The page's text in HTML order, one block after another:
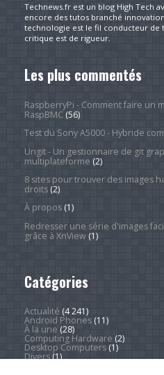
Technews.fr est un blog High Tech
encore des tutos branché
technologie est le fil conducteur de
critique est de rigueur.
Les plus commentés
RaspberryPi - Comment faire un
RaspBMC(56)
Test du Sony A5000 - Hybride
Ungit - Un gestionnaire de git
multiplateforme (2)
8 sites pour trouver des images
droits(2)
À propos(1)
Redresser une série d'images
grâce à XnView(1)
Catégories
Actualité (4 241)
Android Phones(11)
À la une (28)
Computing Hardware (2)
Desktop Computers(1)
Divers(1)